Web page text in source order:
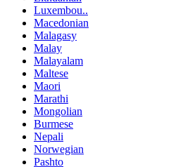
Luxembou..
Macedonian
Malagasy
Malay
Malayalam
Maltese
Maori
Marathi
Mongolian
Burmese
Nepali
Norwegian
Pashto